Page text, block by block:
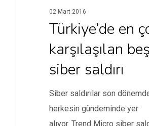
02 Mart 2016
Türkiye’de en
karşılaşılan beş
siber saldırı
Siber saldırılar son
herkesin gündeminde yer
alıyor. Trend Micro siber